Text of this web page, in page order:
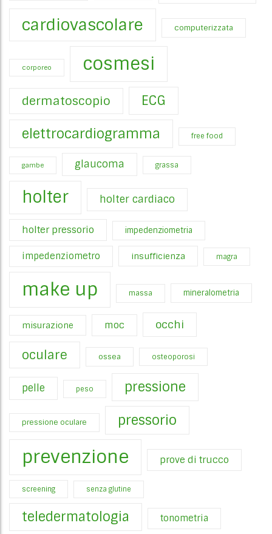
cardiovascolare computerizzata
corporeo cosmesi
dermatoscopio ECG
elettrocardiogramma free food
gambe glaucoma grassa
holter holter cardiaco
holter pressorio impedenziometria
impedenziometro insufficienza magra
make up massa mineralometria
misurazione moc occhi
oculare ossea osteoporosi
pelle peso pressione
pressione oculare pressorio
prevenzione prove di trucco
screening senza glutine
teledermatologia tonometria